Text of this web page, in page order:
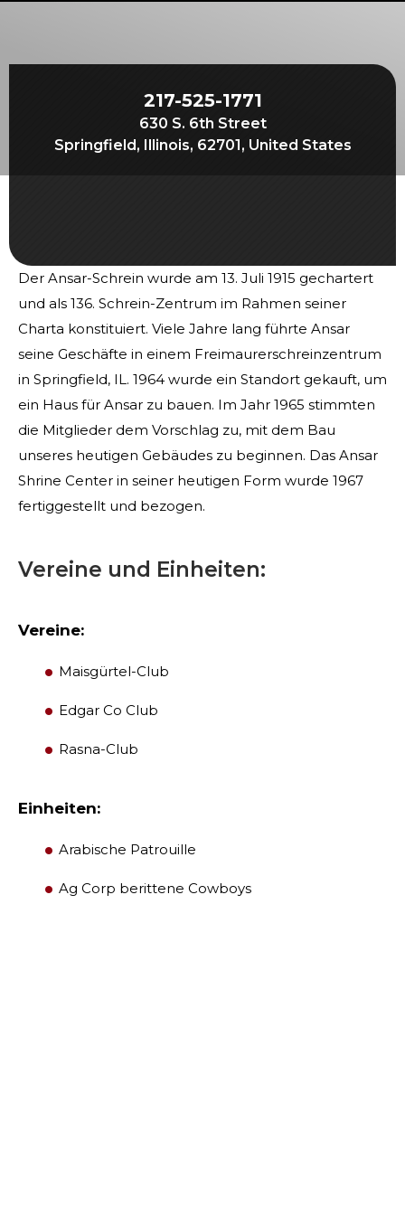
Erlebe die Bruderschaft
Ihre Wirkung
Ausbildung
Kontaktieren Sie uns
MITGLIEDERZENTRUM
217-525-1771
630 S. 6th Street
Springfield, Illinois, 62701, United States
Der Ansar-Schrein wurde am 13. Juli 1915 gechartert
und als 136. Schrein-Zentrum im Rahmen seiner
Charta konstituiert. Viele Jahre lang führte Ansar
seine Geschäfte in einem Freimaurerschreinzentrum
in Springfield, IL. 1964 wurde ein Standort gekauft, um
ein Haus für Ansar zu bauen. Im Jahr 1965 stimmten
die Mitglieder dem Vorschlag zu, mit dem Bau
unseres heutigen Gebäudes zu beginnen. Das Ansar
Shrine Center in seiner heutigen Form wurde 1967
fertiggestellt und bezogen.
Vereine und Einheiten:
Vereine:
Maisgürtel-Club
Edgar Co Club
Rasna-Club
Einheiten:
Arabische Patrouille
Ag Corp berittene Cowboys